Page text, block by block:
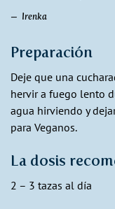
Irenka
Preparación
Deje que una
hervir a fuego lento
agua hirviendo y
para Veganos.
La dosis
2 – 3 tazas al día